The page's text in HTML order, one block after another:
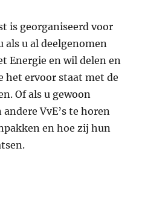
is georganiseerd voor
als u al deelgenomen
Energie en wil delen en
het ervoor staat met de
Of als u gewoon
VvE’s te horen
en hoe zij hun